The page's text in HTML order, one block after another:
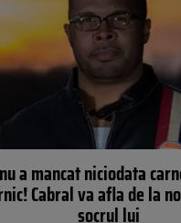
a mancat niciodata
Cabral va afla de la
socrul lui